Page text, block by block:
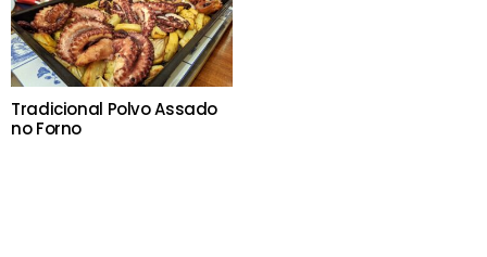
Tradicional Polvo Assado
no Forno